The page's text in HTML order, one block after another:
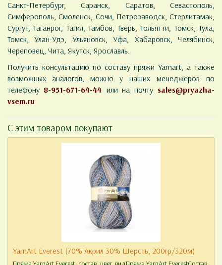
Санкт-Петербург, Саранск, Саратов, Севастополь,
Симферополь, Смоленск, Сочи, Петрозаводск, Стерлитамак,
Сургут, Таганрог, Тагил, Тамбов, Тверь, Тольятти, Томск, Тула,
Томск, Улан-Удэ, Ульяновск, Уфа, Хабаровск, Челябинск,
Череповец, Чита, Якутск, Ярославль.
Получить консультацию по составу пряжи Yarnart, а также
возможных аналогов, можно у наших менеджеров по
телефону 8-951-671-64-44 или на почту sales@pryazha-
vsem.ru
С этим товаром покупают
YarnArt Everest (70% Акрил 30% Шерсть, 200гр/320м)